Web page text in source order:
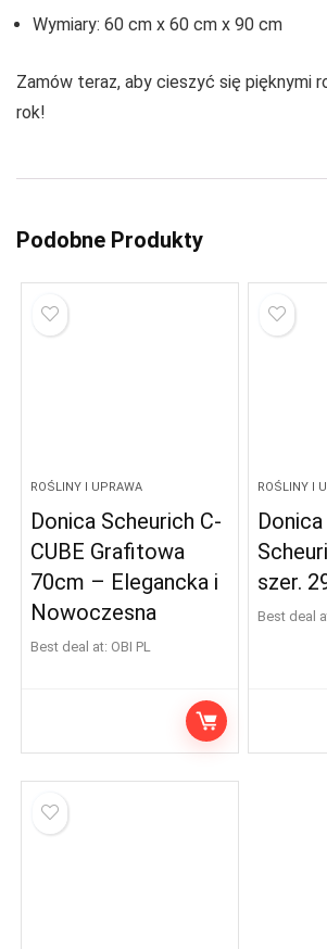
Wymiary: 60 cm x 60 cm x 90 cm
Zamów teraz, aby cieszyć się pięknymi
rok!
Podobne Produkty
ROŚLINY I UPRAWA
Donica Scheurich C-
CUBE Grafitowa
70cm – Elegancka i
Nowoczesna
Best deal at: OBI PL
ROŚLINY I
szer.
Best deal